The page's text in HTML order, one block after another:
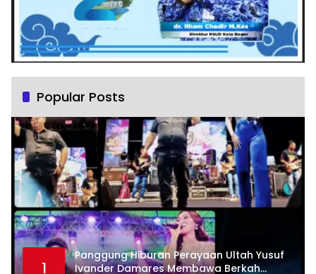
Popular Posts
1
Panggung Hiburan Perayaan Ultah Yusuf
Ivander Damares Membawa Berkah